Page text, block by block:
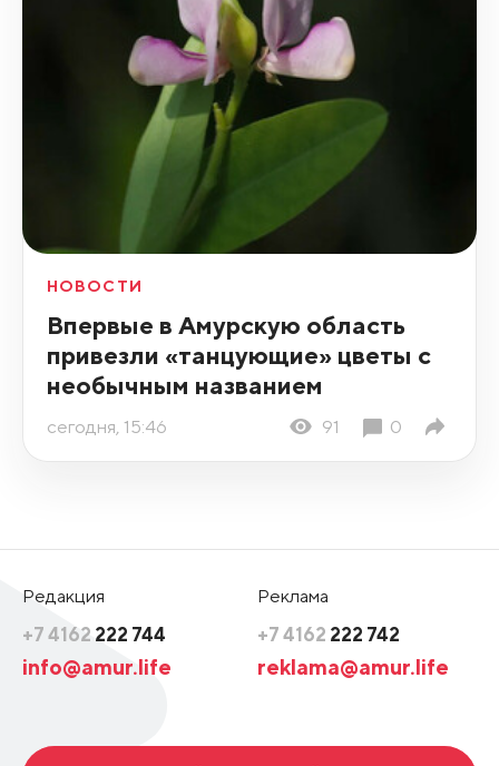
НОВОСТИ
Впервые в Амурскую область
привезли «танцующие» цветы с
необычным названием
сегодня, 15:46 91 0
Редакция
+7 4162 222 744
info@amur.life
Реклама
+7 4162 222 742
reklama@amur.life